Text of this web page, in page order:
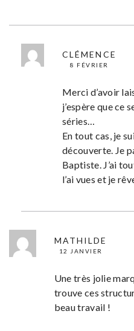
CLÉMENCE
8 FÉVRIER
Merci d’avoir
j’espère que ce
séries…
En tout cas, je
découverte. Je
Baptiste. J’ai
l’ai vues et je
MATHILDE
12 JANVIER
Une très jolie
trouve ces
beau travail !